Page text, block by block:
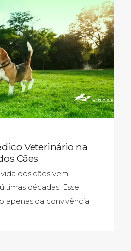
Veterinário na
Cães
dos cães vem
décadas. Esse
apenas da convivência